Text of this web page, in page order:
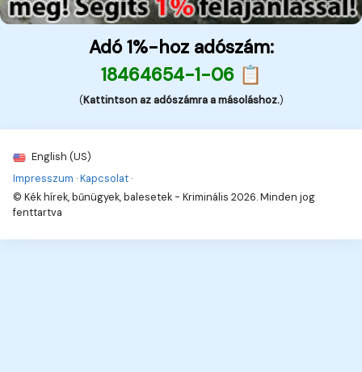
Adó 1%-hoz adószám:
18464654-1-06 📋
(Kattintson az adószámra a másoláshoz.)
English (US)
Impresszum ·Kapcsolat ·
© Kék hírek, bűnügyek, balesetek - Kriminális 2026. Minden jog
fenttartva